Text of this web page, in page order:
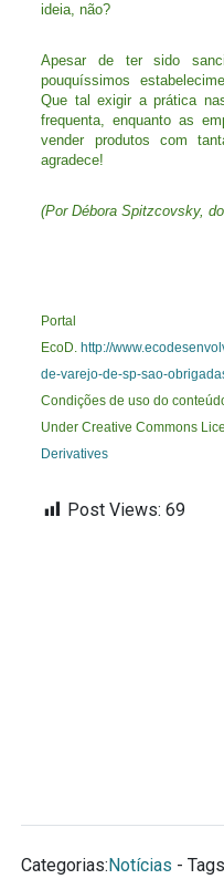
ideia, não?
Apesar de ter sido
pouquíssimos
Que tal exigir a prática
frequenta, enquanto as
vender produtos com
agradece!
(Por Débora Spitzcovsky, do
Portal
EcoD. http://
de-varejo-de-sp-sao-
Condições de uso do
Under Creative Commons
Derivatives
Post Views: 69
Categorias:Notícias -